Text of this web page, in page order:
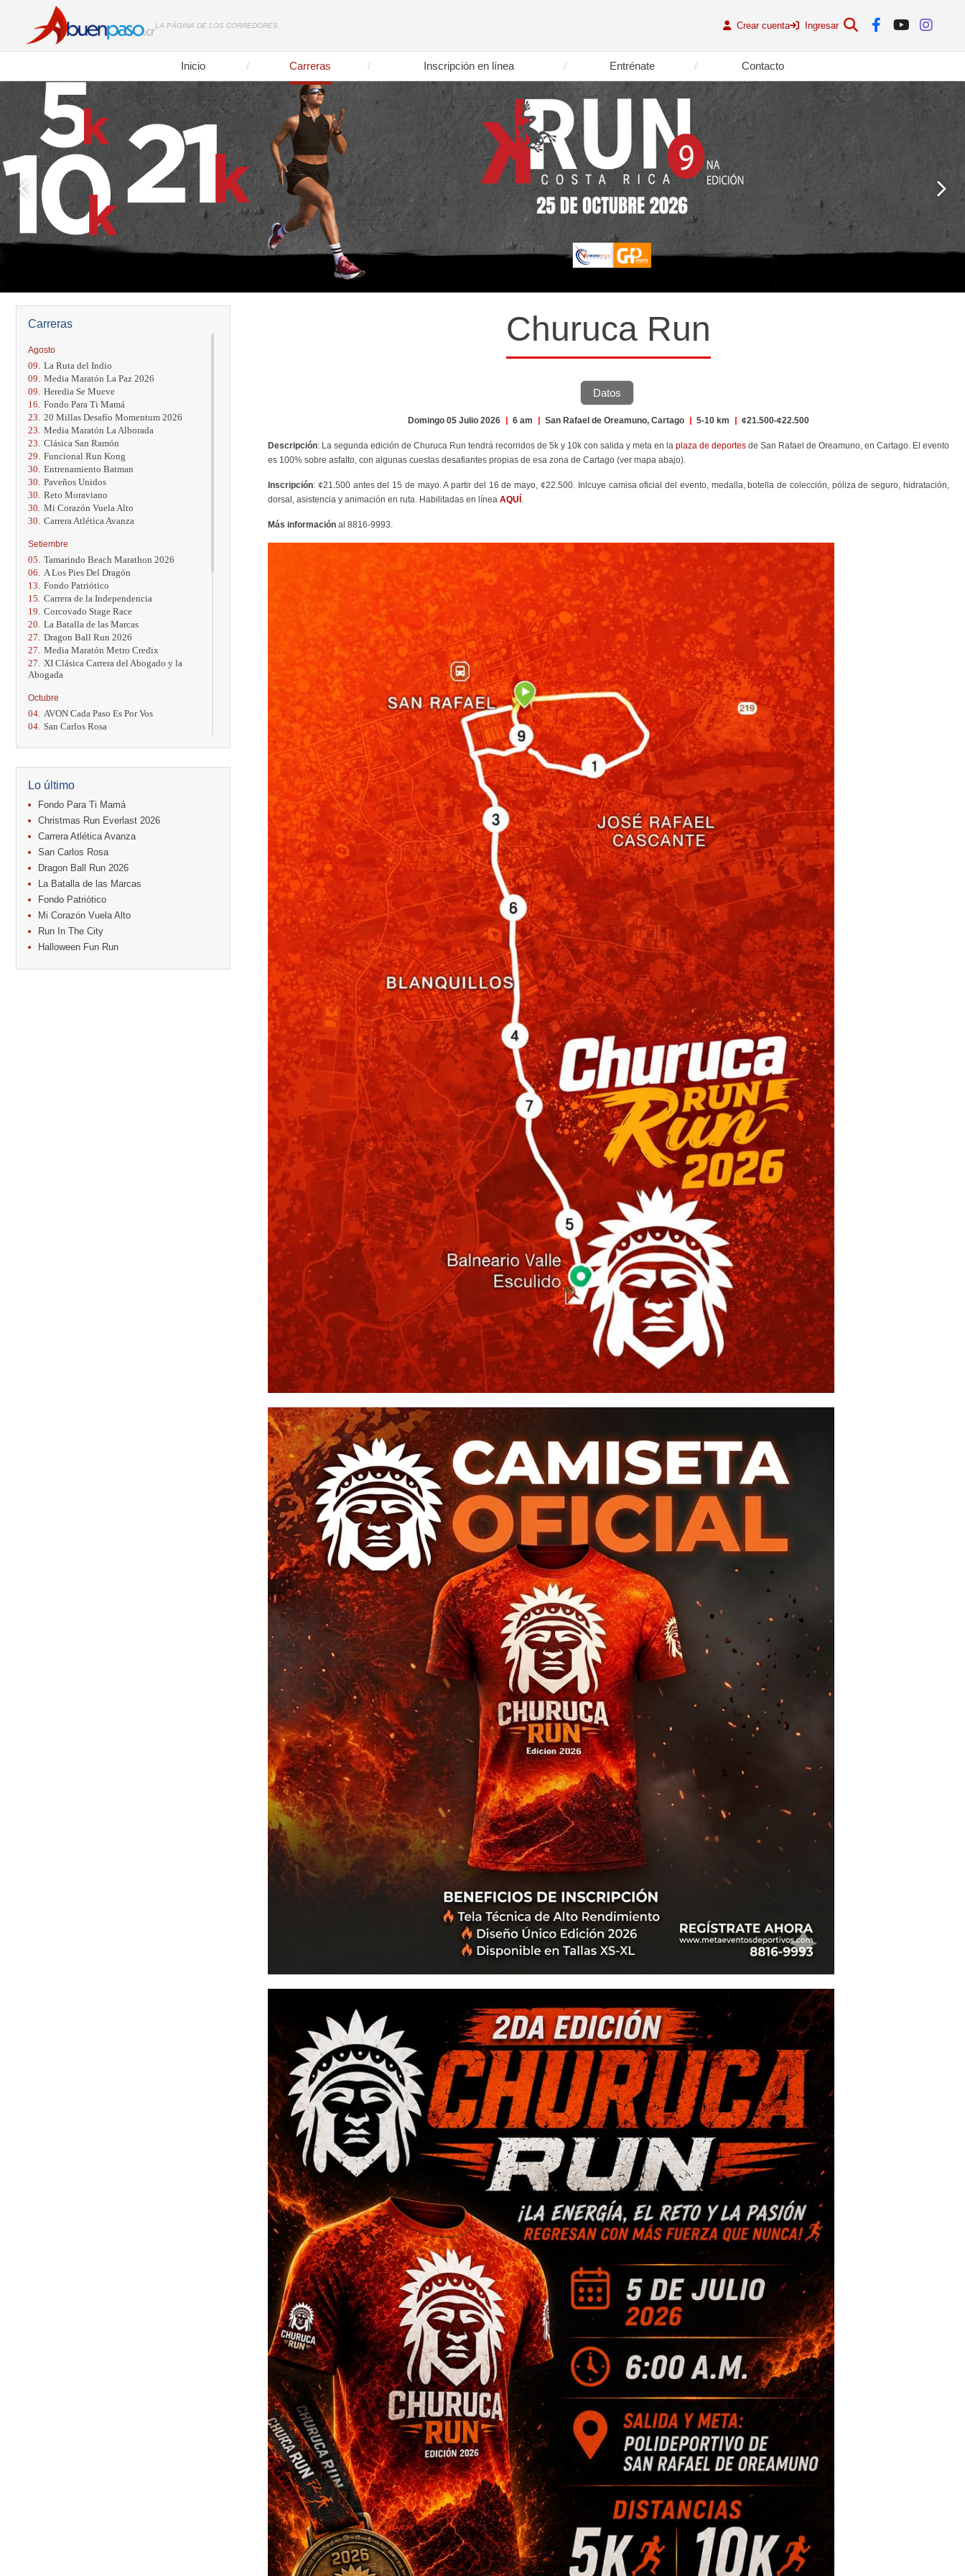
LA PÁGINA DE LOS CORREDORES Crear cuenta Ingresar
Inicio Carreras Inscripción en línea Entrénate Contacto
Carreras
Agosto
09. La Ruta del Indio
09. Media Maratón La Paz 2026
09. Heredia Se Mueve
16. Fondo Para Ti Mamá
23. 20 Millas Desafío Momentum 2026
23. Media Maratón La Alborada
23. Clásica San Ramón
29. Funcional Run Kong
30. Entrenamiento Batman
30. Paveños Unidos
30. Reto Moraviano
30. Mi Corazón Vuela Alto
30. Carrera Atlética Avanza
Setiembre
05. Tamarindo Beach Marathon 2026
06.
A Los Pies Del Dragón
13. Fondo Patriótico
15. Carrera de la Independencia
19. Corcovado Stage Race
20. La Batalla de las Marcas
27. Dragon Ball Run 2026
27. Media Maratón Metro Credix
27.
XI Clásica Carrera del Abogado y la
Abogada
Octubre
04. AVON Cada Paso Es Por Vos
04. San Carlos Rosa
11. Run In The City
Caribe Paradise Run
18. Casa Turire Trail Run
18. Warriors Run Circuit
18. Samsung Jacó Beach Half Marathon
25. KRun by Under Armour
25. Run Alajuela
31. Halloween Fun Run
Noviembre
08. Lindora Run
15. Entre Pan y Rosas
Diciembre
12. Media Maratón Puntarenas 2026
Lo último
Fondo Para Ti Mamá
Christmas Run Everlast 2026
Carrera Atlética Avanza
San Carlos Rosa
Dragon Ball Run 2026
La Batalla de las Marcas
Fondo Patriótico
Mi Corazón Vuela Alto
Run In The City
Halloween Fun Run
Churuca Run
Datos
Domingo 05 Julio 2026 | 6 am | San Rafael de Oreamuno, Cartago | 5-10 km | ¢21.500-¢22.500
Descripción: La segunda edición de Churuca Run tendrá recorridos de 5k y 10k con salida y meta en la plaza de deportes de San Rafael de Oreamuno, en Cartago. El evento
es 100% sobre asfalto, con algunas cuestas desafiantes propias de esa zona de Cartago (ver mapa abajo).
Inscripción: ¢21.500 antes del 15 de mayo. A partir del 16 de mayo, ¢22.500. Inlcuye camisa oficial del evento, medalla, botella de colección, póliza de seguro, hidratación,
dorsal, asistencia y animación en ruta. Habilitadas en línea AQUÍ
Más información al 8816-9993.